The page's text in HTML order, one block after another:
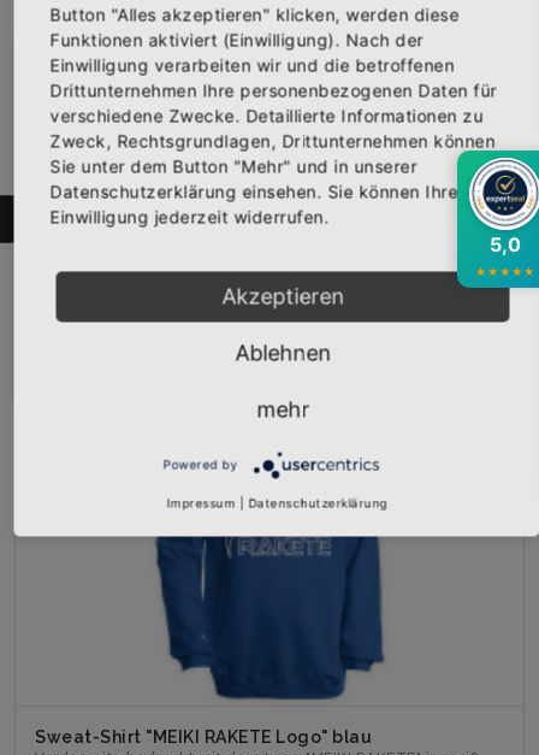
FILTER
Sweat-Shirt "MEIKI RAKETE Logo" schwarz
Vorderseite bedruckt mit dem Logo "MEIKI RAKETE" in gold. E...
29,95 €
exkl.Versandkosten
Sweat-Shirt "MEIKI RAKETE Logo" blau
Abonniere jetzt unseren Newsletter ×
Bekomme die aktuellsten News über neue
Produkte und zudem einen 10% Gutschein für
deine nächste Bestellung.
Abonnieren
5,0
★★★★★
Button "Alles akzeptieren" klicken, werden diese
Funktionen aktiviert (Einwilligung). Nach der
Einwilligung verarbeiten wir und die betroffenen
Drittunternehmen Ihre personenbezogenen Daten für
verschiedene Zwecke. Detaillierte Informationen zu
Zweck, Rechtsgrundlagen, Drittunternehmen können
Sie unter dem Button "Mehr" und in unserer
Datenschutzerklärung einsehen. Sie können Ihre
Einwilligung jederzeit widerrufen.
Akzeptieren
Ablehnen
mehr
Powered by
Impressum Datenschutzerklärung